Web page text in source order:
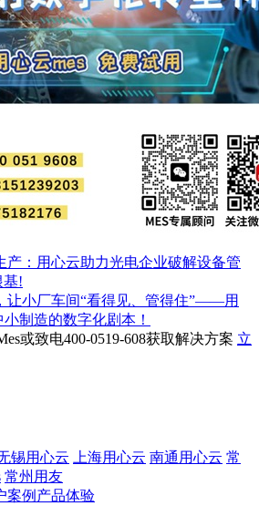
产：用心云助力光电企业破解设备管
基!
让小厂车间“看得见、管得住”——用
制造的数字化剧本！
或致电400-0519-608获取解决方案 立
锡用心云 上海用心云 南通用心云 常
常州用友
案例 产品体验